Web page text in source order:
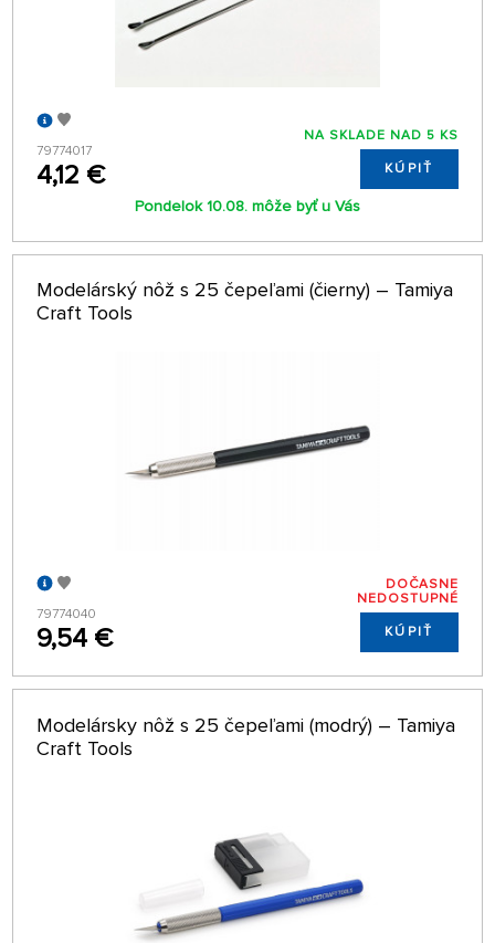
79774017
4,12 €
NA SKLADE NAD 5 KS
KÚPIŤ
Pondelok 10.08. môže byť u Vás
Modelárský nôž s 25 čepeľami (čierny) – Tamiya
Craft Tools
79774040
9,54 €
DOČASNE
NEDOSTUPNÉ
KÚPIŤ
Modelársky nôž s 25 čepeľami (modrý) – Tamiya
Craft Tools